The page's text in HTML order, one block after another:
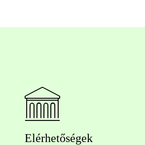
Elérhetőségek